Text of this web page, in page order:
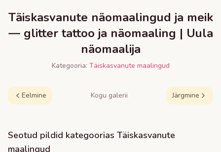
Täiskasvanute näomaalingud ja meik
— glitter tattoo ja näomaaling | Uula
näomaalija
Kategooria: Täiskasvanute maalingud
Eelmine Kogu galerii Järgmine
Seotud pildid kategoorias Täiskasvanute
maalingud